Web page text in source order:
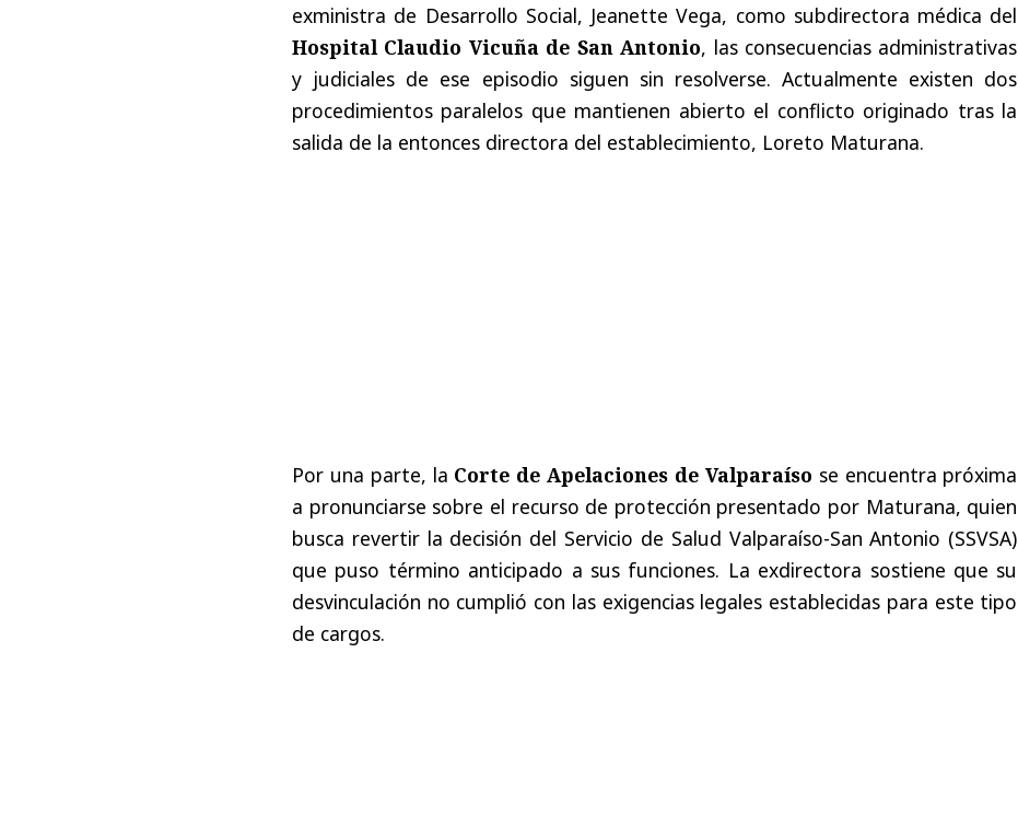
exministra de Desarrollo Social, Jeanette Vega, como subdirectora médica del
Hospital Claudio Vicuña de San Antonio, las consecuencias administrativas
y judiciales de ese episodio siguen sin resolverse. Actualmente existen dos
procedimientos paralelos que mantienen abierto el conflicto originado tras la
salida de la entonces directora del establecimiento, Loreto Maturana.
Por una parte, la Corte de Apelaciones de Valparaíso se encuentra próxima
a pronunciarse sobre el recurso de protección presentado por Maturana, quien
busca revertir la decisión del Servicio de Salud Valparaíso-San Antonio (SSVSA)
que puso término anticipado a sus funciones. La exdirectora sostiene que su
desvinculación no cumplió con las exigencias legales establecidas para este tipo
de cargos.